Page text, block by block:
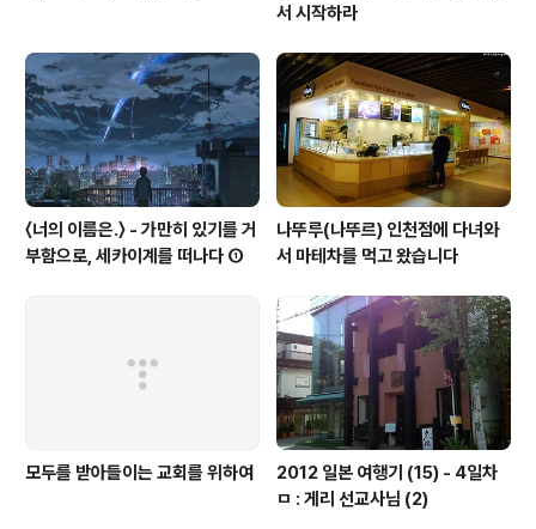
서 시작하라
〈너의 이름은.〉 - 가만히 있기를 거
부함으로, 세카이계를 떠나다 ①
나뚜루(나뚜르) 인천점에 다녀와
서 마테차를 먹고 왔습니다
모두를 받아들이는 교회를 위하여
2012 일본 여행기 (15) - 4일차
ㅁ : 게리 선교사님 (2)